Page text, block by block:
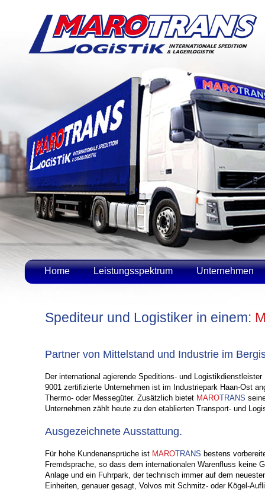
Home Leistungsspektrum Unternehmen
Spediteur und Logistiker in einem:
Partner von Mittelstand und Industrie im
Der international agierende Speditions- und Logistikdienstleister
9001 zertifizierte Unternehmen ist im Industriepark Haan-Ost
Thermo- oder Messegüter. Zusätzlich bietet MAROTRANS
Unternehmen zählt heute zu den etablierten Transport- und
Ausgezeichnete Ausstattung.
Für hohe Kundenansprüche ist MAROTRANS bestens
Fremdsprache, so dass dem internationalen Warenfluss keine
Anlage und ein Fuhrpark, der technisch immer auf dem
Einheiten, genauer gesagt, Volvos mit Schmitz- oder Kögel-